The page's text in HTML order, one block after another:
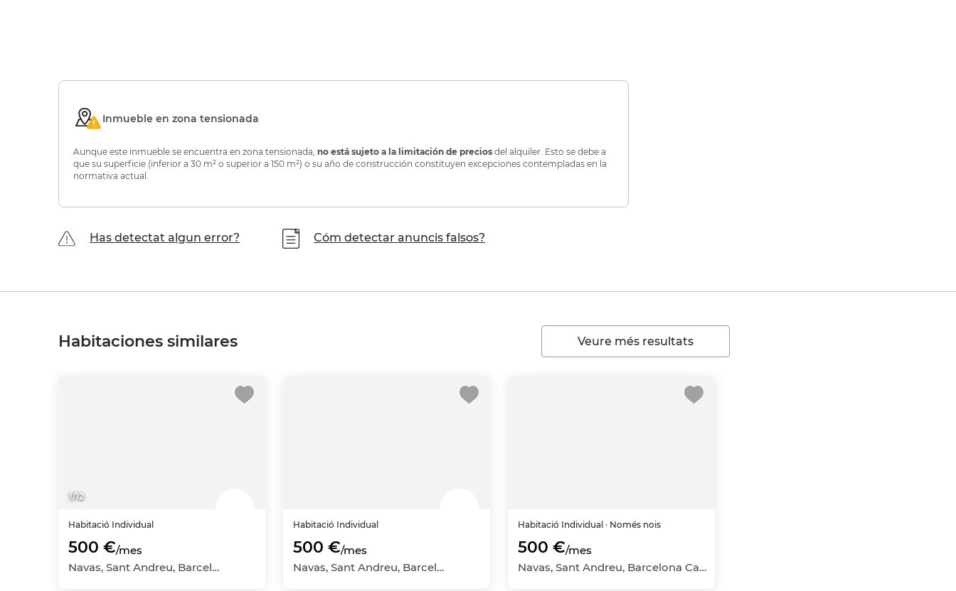
Inmueble en zona tensionada
Aunque este inmueble se encuentra en zona tensionada, no está sujeto a la limitación de precios del alquiler. Esto se debe a
que su superficie (inferior a 30 m² o superior a 150 m²) o su año de construcción constituyen excepciones contempladas en la
normativa actual.
Has detectat algun error? Cóm detectar anuncis falsos?
Habitaciones similares Veure més resultats
1/12
Habitació Individual
500 €/mes
Navas, Sant Andreu, Barcelona Capital, Barcelona
Habitació Individual
500 €/mes
Navas, Sant Andreu, Barcelona Capital, Barcelona
Habitació Individual · Només nois
500 €/mes
Navas, Sant Andreu, Barcelona Capital, Barcelona